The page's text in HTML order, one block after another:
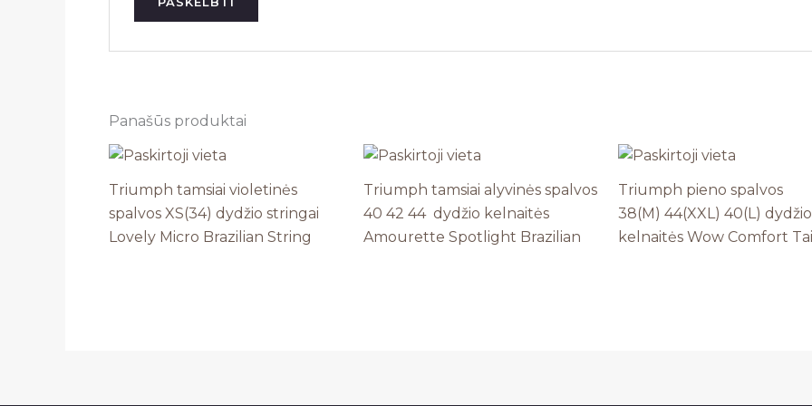
Panašūs produktai
Triumph tamsiai violetinės
spalvos XS(34) dydžio stringai
Lovely Micro Brazilian String
Triumph tamsiai alyvinės spalvos
40 42 44 dydžio kelnaitės
Amourette Spotlight Brazilian
Triumph pieno spalvos
38(M) 44(XXL) 40(L) dydžio
kelnaitės Wow Comfort Tai